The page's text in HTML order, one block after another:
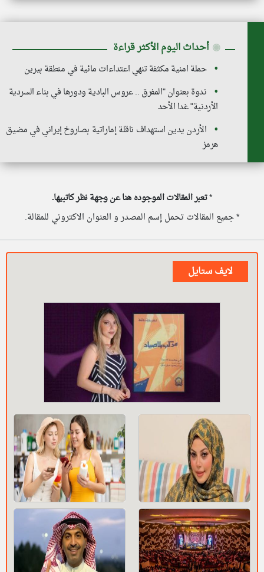
◉ أحداث اليوم الأكثر قراءة
حملة امنية مكثفة تنهي اعتداءات مائية في منطقة بيرين
ندوة بعنوان "المفرق .. عروس البادية ودورها في بناء السردية
الأردنية" غدا الأحد
الأردن يدين استهداف ناقلة إماراتية بصاروخ إيراني في مضيق
هرمز
*تعبر المقالات الموجوده هنا عن وجهة نظر كاتبيها.
* جميع المقالات تحمل إسم المصدر و العنوان الاكتروني للمقالة.
لايف ستايل